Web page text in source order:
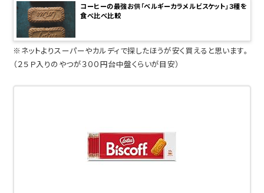
コーヒーの最強お供「ベルギーカラメルビスケット」３種を
食べ比べ比較
※ネットよりスーパーやカルディで探したほうが安く買えると思います。
（２５Ｐ入りのやつが３００円台中盤くらいが目安）